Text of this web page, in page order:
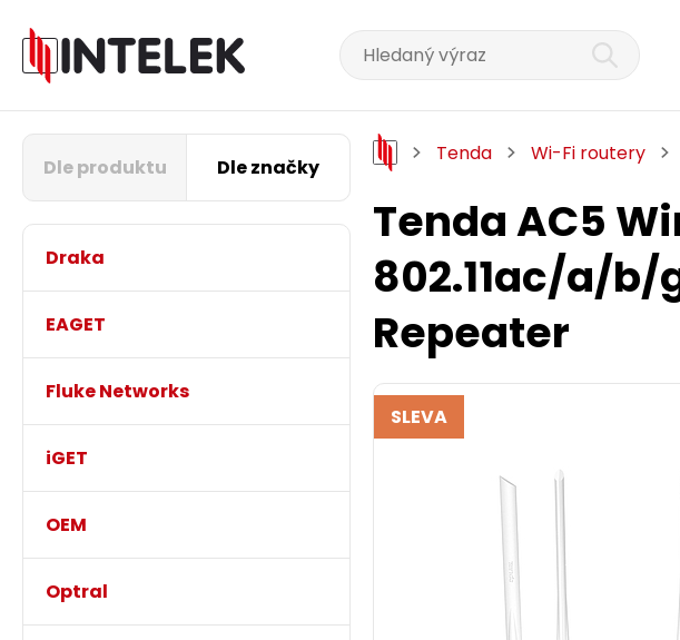
Dle produktu Dle značky
Draka
EAGET
Fluke Networks
iGET
OEM
Optral
Tenda Wi-Fi routery
Tenda AC5
802.11ac/a/b/
Repeater
SLEVA